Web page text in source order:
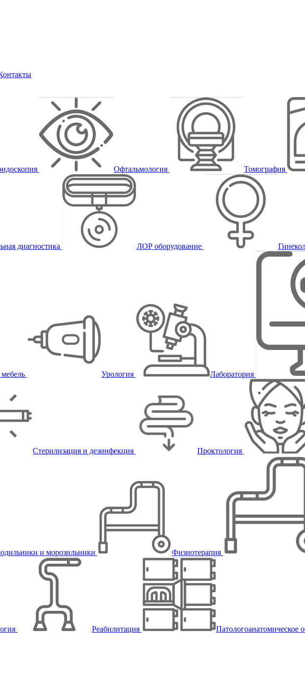
Офтальмология Томография
диагностика ЛОР оборудование
Урология Лаборатория
Стерилизация и дезинфекция Проктология
и морозильники Физиотерапия
Реабилитация
Патологоанатомическое